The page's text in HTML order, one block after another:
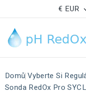
€ EUR
Domů Vyberte Si
Sonda RedOx Pro